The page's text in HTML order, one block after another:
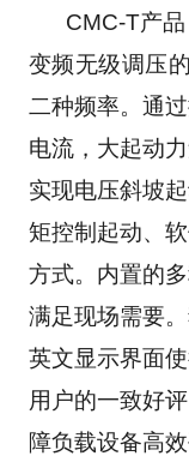
变频无级调压
二种频率。通
电流，大起动
实现电压斜坡
矩控制起动、
方式。内置的
满足现场需要
英文显示界面
用户的一致好
障负载设备高效